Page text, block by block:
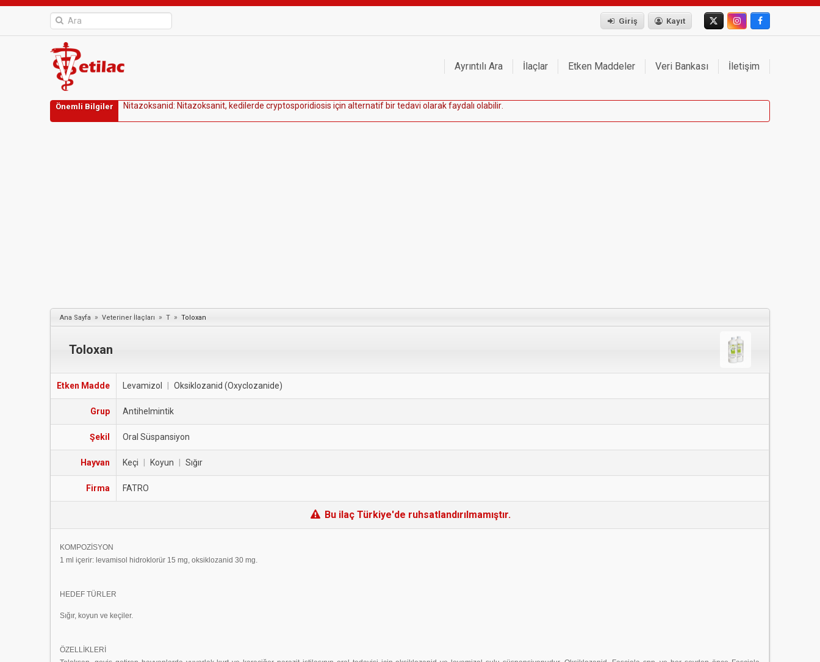
Giriş Kayıt
Ayrıntılı Ara İlaçlar Etken Maddeler Veri Bankası İletişim
Önemli Bilgiler Nitazoksanid: Nitazoksanit, kedi erde cryptosporidiosis için a ternatif birtedavi o arakfayda ı o abi ir
Ana Sayfa » Veteriner İlaçları » T » Toloxan
Toloxan
Etken Madde Levamizol Oksiklozanid (Oxyclozanide)
Grup Antihelmintik
Şekil Oral Süspansiyon
Hayvan Keçi Koyun Sığır
Firma FATRO
Bu ilaç Türkiye'de ruhsatlandırılmamıştır.
KOMPOZİSYON
1 ml içerir: levamisol hidroklorür 15 mg, oksiklozanid 30 mg.
HEDEF TÜRLER
Sığır, koyun ve keçiler.
ÖZELLİKLERİ